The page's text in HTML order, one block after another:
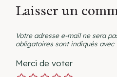
Laisser un
Votre adresse e-mail ne sera
obligatoires sont indiqués avec
Merci de voter